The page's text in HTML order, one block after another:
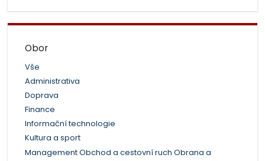
Obor
Vše
Administrativa
Doprava
Finance
Informační technologie
Kultura a sport
ManagementObchod a cestovní ruch Obrana a